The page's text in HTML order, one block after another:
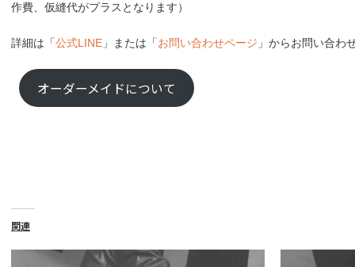
作費、仮縫代がプラスとなります）
詳細は「公式LINE 」または「お問い合わせページ 」からお問い合わ
オーダーメイドについて
関連